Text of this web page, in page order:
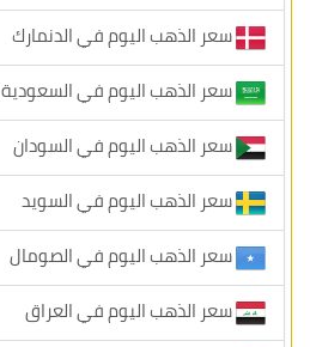
سعر الذهب اليوم في الدنمارك
سعر الذهب اليوم في السعودية
سعر الذهب اليوم في السودان
سعر الذهب اليوم في السويد
سعر الذهب اليوم في الصومال
سعر الذهب اليوم في العراق